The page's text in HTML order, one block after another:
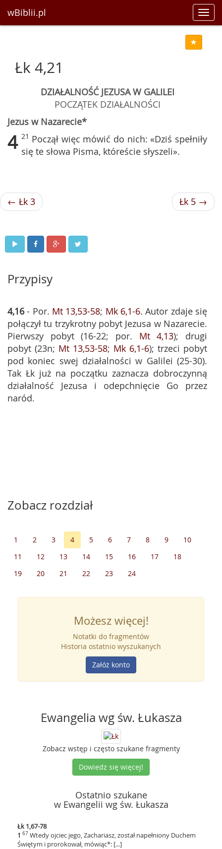
wBiblii.pl
Łk 4,21
DZIAŁALNOŚĆ JEZUSA W GALILEI
POCZĄTEK DZIAŁALNOŚCI
Jezus w Nazarecie*
4 21 Począł więc mówić do nich: «Dziś spełniły
się te słowa Pisma, któreście słyszeli».
← Łk 3 Łk 5 →
Przypisy
4,16- Por. Mt 13,53-58; Mk 6,1-6. Autor zdaje się
połączył tu trzykrotny pobyt Jezusa w Nazarecie.
Pierwszy pobyt (16-22; por. Mt 4,13); drugi
pobyt (23n; Mt 13,53-58; Mk 6,1-6); trzeci pobyt
pod koniec swej działalności w Galilei (25-30).
Tak Łk już na początku zaznacza dobroczynną
działalność Jezusa i odepchnięcie Go przez
naród.
Zobacz rozdział
1 2 3 4 5 6 7 8 9
10
11
12 13 14 15 16 17
18
19
20 21 22 23 24
Możesz więcej!
Notatki do fragmentów
Historia ostatnio wyszukanych
Załóż konto
Ewangelia wg św. Łukasza
Zobacz wstęp i często szukane fragmenty
Dowiedz się więcej!
Ostatnio szukane
w Ewangelii wg św. Łukasza
Łk 1,67-78
1 67 Wtedy ojciec jego, Zachariasz, został napełniony Duchem
Świętym i prorokował, mówiąc*: [...]